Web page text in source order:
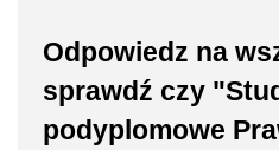
Odpowiedz na
sprawdź czy
podyplomowe